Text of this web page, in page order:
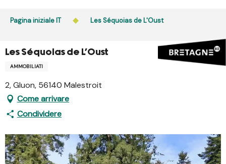
Pagina iniziale IT Les Séquoias de L'Oust
Les Séquoias de L'Oust
AMMOBILIATI
2, Gluon, 56140 Malestroit
Come arrivare
Condividere